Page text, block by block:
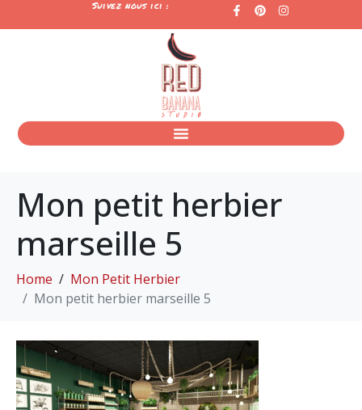
Suivez nous ici :
Mon petit herbier
marseille 5
Home
Mon Petit Herbier
Mon petit herbier marseille 5